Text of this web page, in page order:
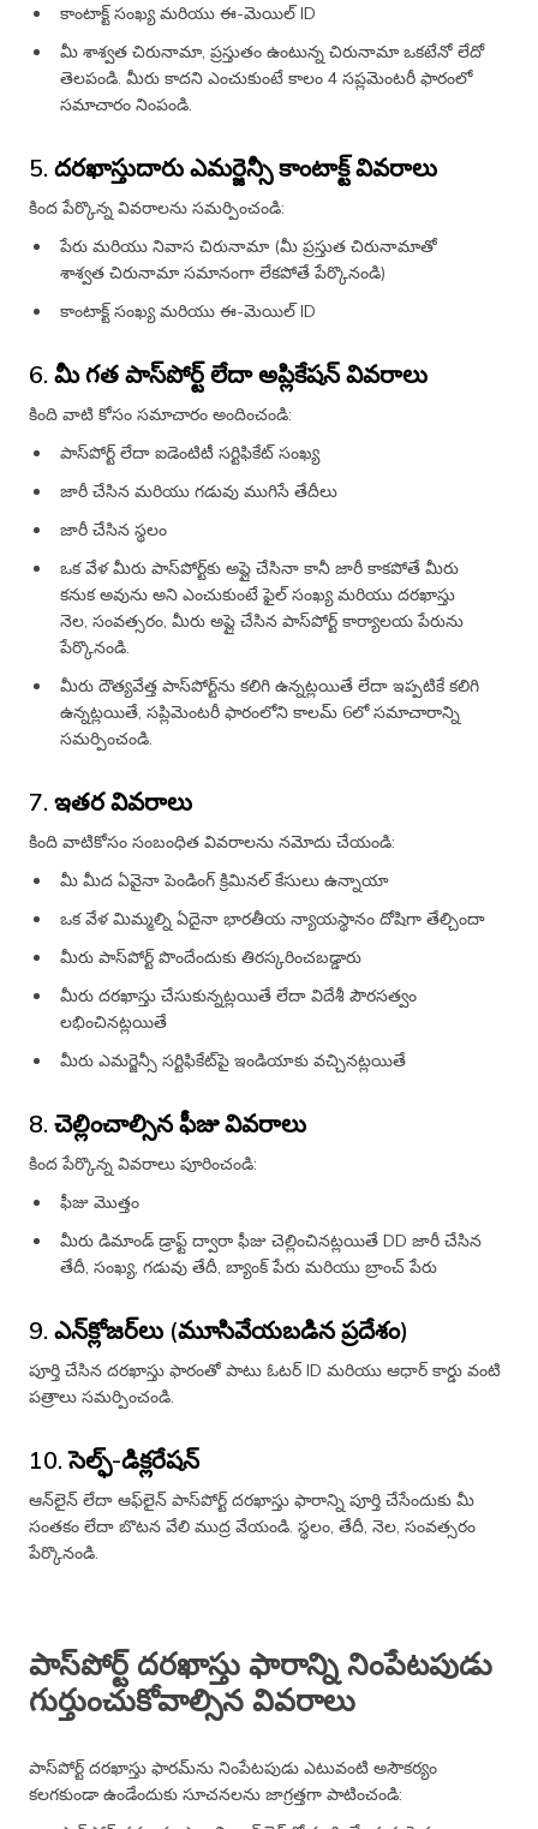
కాంటాక్ట్ సంఖ్య మరియు ఈ-మెయిల్ ID
మీ శాశ్వత చిరునామా, ప్రస్తుతం ఉంటున్న చిరునామా ఒకటేనో లేదో
తెలపండి. మీరు కాదని ఎంచుకుంటే కాలం 4 సప్లమెంటరీ ఫారంలో
సమాచారం నింపండి.
5. దరఖాస్తుదారు ఎమర్జెన్సీ కాంటాక్ట్ వివరాలు
కింద పేర్కొన్న వివరాలను సమర్పించండి:
పేరు మరియు నివాస చిరునామా (మీ ప్రస్తుత చిరునామాతో
శాశ్వత చిరునామా సమానంగా లేకపోతే పేర్కొనండి)
కాంటాక్ట్ సంఖ్య మరియు ఈ-మెయిల్ ID
6. మీ గత పాస్‌పోర్ట్ లేదా అప్లికేషన్ వివరాలు
కింది వాటి కోసం సమాచారం అందించండి:
పాస్‌పోర్ట్ లేదా ఐడెంటిటీ సర్టిఫికేట్ సంఖ్య
జారీ చేసిన మరియు గడువు ముగిసే తేదీలు
జారీ చేసిన స్థలం
ఒక వేళ మీరు పాస్‌పోర్ట్‌కు అప్లై చేసినా కానీ జారీ కాకపోతే మీరు
కనుక అవును అని ఎంచుకుంటే ఫైల్ సంఖ్య మరియు దరఖాస్తు
నెల, సంవత్సరం, మీరు అప్లై చేసిన పాస్‌పోర్ట్ కార్యాలయ పేరును
పేర్కొనండి.
మీరు దౌత్యవేత్త పాస్‌పోర్ట్‌ను కలిగి ఉన్నట్లయితే లేదా ఇప్పటికే కలిగి
ఉన్నట్లయితే, సప్లిమెంటరీ ఫారంలోని కాలమ్ 6లో సమాచారాన్ని
సమర్పించండి.
7. ఇతర వివరాలు
కింది వాటికోసం సంబంధిత వివరాలను నమోదు చేయండి:
మీ మీద ఏవైనా పెండింగ్ క్రిమినల్ కేసులు ఉన్నాయా
ఒక వేళ మిమ్మల్ని ఏదైనా భారతీయ న్యాయస్థానం దోషిగా తేల్చిందా
మీరు పాస్‌పోర్ట్ పొందేందుకు తిరస్కరించబడ్డారు
మీరు దరఖాస్తు చేసుకున్నట్లయితే లేదా విదేశీ పౌరసత్వం
లభించినట్లయితే
మీరు ఎమర్జెన్సీ సర్టిఫికేట్‌పై ఇండియాకు వచ్చినట్లయితే
8. చెల్లించాల్సిన ఫీజు వివరాలు
కింద పేర్కొన్న వివరాలు పూరించండి:
ఫీజు మొత్తం
మీరు డిమాండ్ డ్రాఫ్ట్ ద్వారా ఫీజు చెల్లించినట్లయితే DD జారీ చేసిన
తేదీ, సంఖ్య, గడువు తేదీ, బ్యాంక్‌ పేరు మరియు బ్రాంచ్ పేరు
9. ఎన్‌క్లోజర్‌లు (మూసివేయబడిన ప్రదేశం)
పూర్తి చేసిన దరఖాస్తు ఫారంతో పాటు ఓటర్ ID మరియు ఆధార్ కార్డు వంటి
పత్రాలు సమర్పించండి.
10. సెల్ఫ్-డిక్లరేషన్
ఆన్‌లైన్ లేదా ఆఫ్‌లైన్ పాస్‌పోర్ట్ దరఖాస్తు ఫారాన్ని పూర్తి చేసేందుకు మీ
సంతకం లేదా బొటన వేలి ముద్ర వేయండి. స్థలం, తేదీ, నెల, సంవత్సరం
పేర్కొనండి.
పాస్‌పోర్ట్ దరఖాస్తు ఫారాన్ని నింపేటపుడు
గుర్తుంచుకోవాల్సిన వివరాలు
పాస్‌పోర్ట్ దరఖాస్తు ఫారమ్‌ను నింపేటపుడు ఎటువంటి అసౌకర్యం
కలగకుండా ఉండేందుకు సూచనలను జాగ్రత్తగా పాటించండి: